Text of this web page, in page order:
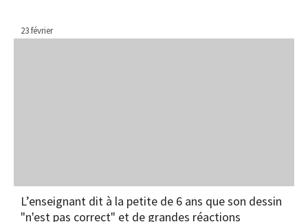
23 février
L’enseignant dit à la petite de 6 ans que son dessin
"n'est pas correct" et de grandes réactions